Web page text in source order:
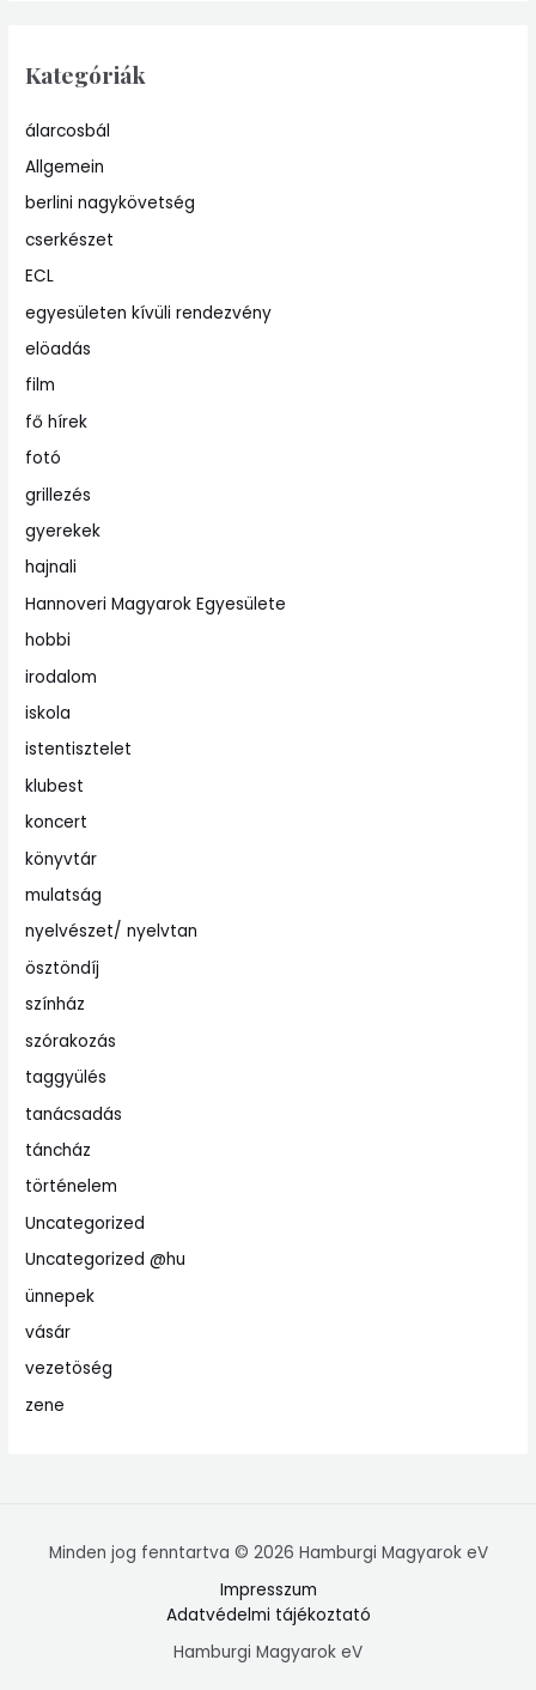
Kategóriák
álarcosbál
Allgemein
berlini nagykövetség
cserkészet
ECL
egyesületen kívüli rendezvény
elöadás
film
fő hírek
fotó
grillezés
gyerekek
hajnali
Hannoveri Magyarok Egyesülete
hobbi
irodalom
iskola
istentisztelet
klubest
koncert
könyvtár
mulatság
nyelvészet/ nyelvtan
ösztöndíj
színház
szórakozás
taggyülés
tanácsadás
táncház
történelem
Uncategorized
Uncategorized @hu
ünnepek
vásár
vezetöség
zene
Minden jog fenntartva © 2026 Hamburgi Magyarok eV
Impresszum
Adatvédelmi tájékoztató
Hamburgi Magyarok eV